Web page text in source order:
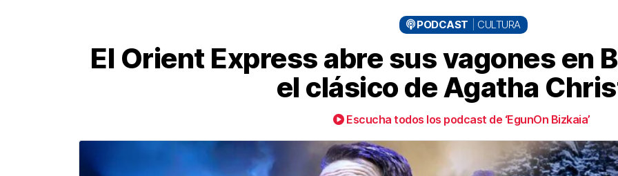
PODCAST CULTURA
El Orient Express abre sus vagones en
el clásico de Agatha
Escucha todos los podcast de ‘EgunOn Bizkaia’